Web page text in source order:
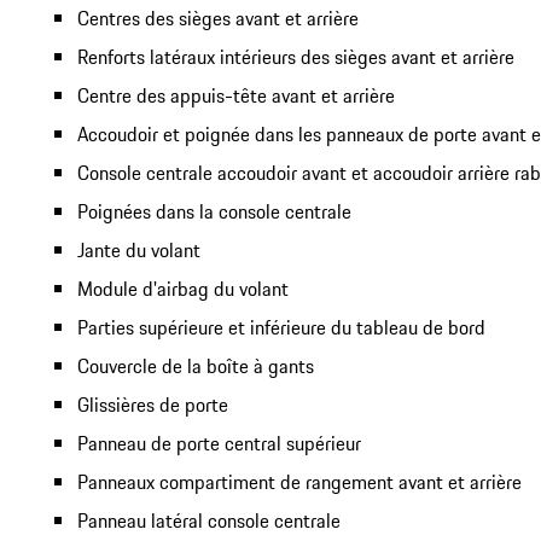
Centres des sièges avant et arrière
Renforts latéraux intérieurs des sièges avant et arrière
Centre des appuis-tête avant et arrière
Accoudoir et poignée dans les panneaux de porte avant
Console centrale accoudoir avant et accoudoir arrière
Poignées dans la console centrale
Jante du volant
Module d'airbag du volant
Parties supérieure et inférieure du tableau de bord
Couvercle de la boîte à gants
Glissières de porte
Panneau de porte central supérieur
Panneaux compartiment de rangement avant et arrière
Panneau latéral console centrale